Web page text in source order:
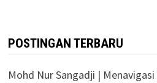
POSTINGAN TERBARU
Mohd Nur Sangadji |